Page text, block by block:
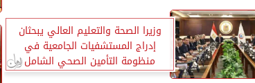
وزيرا الصحة والتعليم العالي يبحثان
إدراج المستشفيات الجامعية في
منظومة التأمين الصحي الشامل